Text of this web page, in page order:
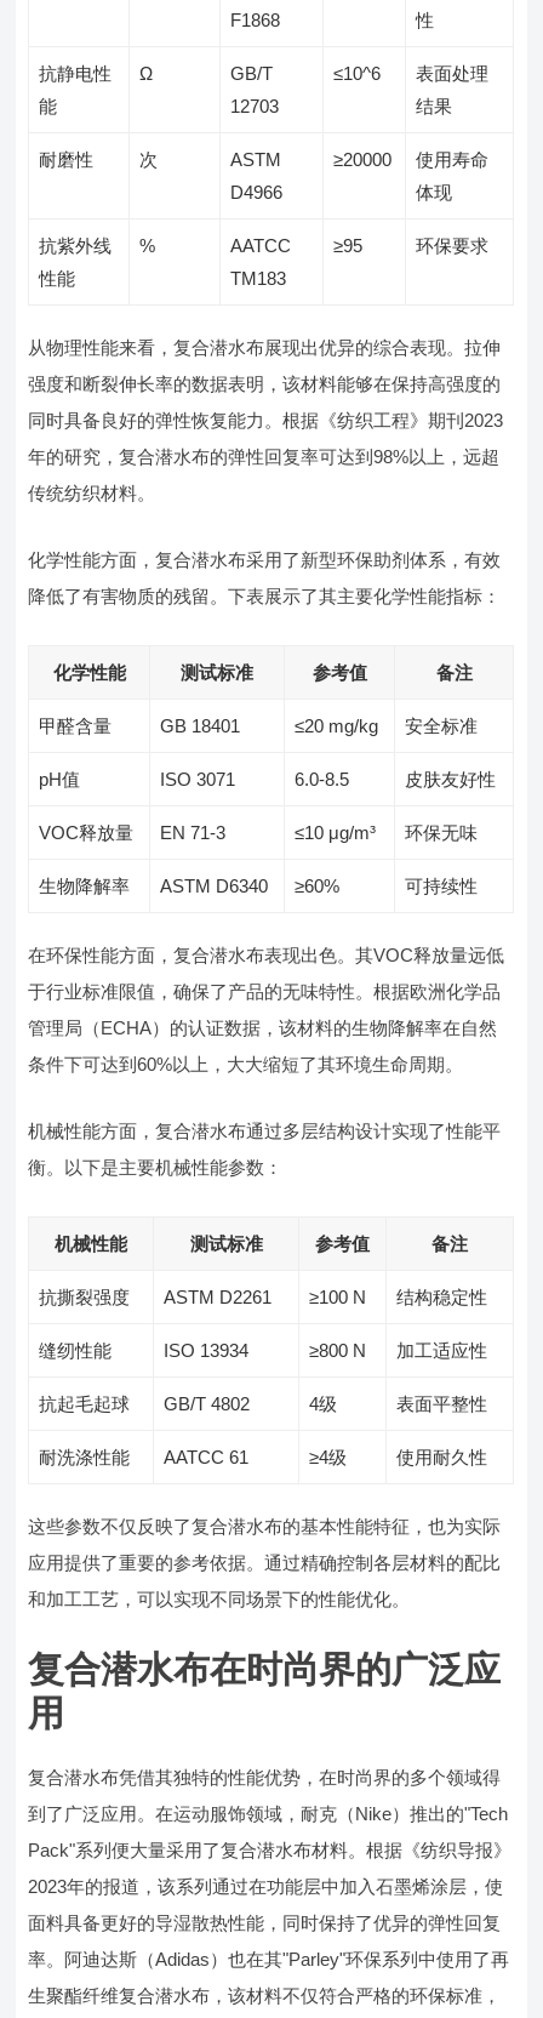
F1868 性
抗静电性
能
Ω
GB/T
12703
≤10^6
表面处理
结果
耐磨性 次
ASTM
D4966
≥20000
使用寿命
体现
抗紫外线
性能
%
AATCC
TM183
≥95 环保要求
从物理性能来看，复合潜水布展现出优异的综合表现。拉伸
强度和断裂伸长率的数据表明，该材料能够在保持高强度的
同时具备良好的弹性恢复能力。根据《纺织工程》期刊2023
年的研究，复合潜水布的弹性回复率可达到98%以上，远超
传统纺织材料。
化学性能方面，复合潜水布采用了新型环保助剂体系，有效
降低了有害物质的残留。下表展示了其主要化学性能指标：
化学性能 测试标准 参考值 备注
甲醛含量 GB 18401 ≤20 mg/kg 安全标准
pH值 ISO 3071 6.0-8.5 皮肤友好性
VOC释放量 EN 71-3 ≤10 μg/m³ 环保无味
生物降解率 ASTM D6340 ≥60% 可持续性
在环保性能方面，复合潜水布表现出色。其VOC释放量远低
于行业标准限值，确保了产品的无味特性。根据欧洲化学品
管理局（ECHA）的认证数据，该材料的生物降解率在自然
条件下可达到60%以上，大大缩短了其环境生命周期。
机械性能方面，复合潜水布通过多层结构设计实现了性能平
衡。以下是主要机械性能参数：
机械性能 测试标准 参考值 备注
抗撕裂强度 ASTM D2261 ≥100 N 结构稳定性
缝纫性能 ISO 13934 ≥800 N 加工适应性
抗起毛起球 GB/T 4802 4级 表面平整性
耐洗涤性能 AATCC 61 ≥4级 使用耐久性
这些参数不仅反映了复合潜水布的基本性能特征，也为实际
应用提供了重要的参考依据。通过精确控制各层材料的配比
和加工工艺，可以实现不同场景下的性能优化。
复合潜水布在时尚界的广泛应
用
复合潜水布凭借其独特的性能优势，在时尚界的多个领域得
到了广泛应用。在运动服饰领域，耐克（Nike）推出的"Tech
Pack"系列便大量采用了复合潜水布材料。根据《纺织导报》
2023年的报道，该系列通过在功能层中加入石墨烯涂层，使
面料具备更好的导湿散热性能，同时保持了优异的弹性回复
率。阿迪达斯（Adidas）也在其"Parley"环保系列中使用了再
生聚酯纤维复合潜水布，该材料不仅符合严格的环保标准，